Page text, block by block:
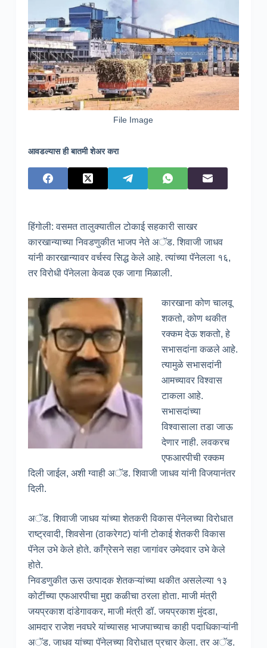
File Image
आवडल्यास ही बातमी शेअर करा
हिंगोली: वसमत तालुक्यातील टोकाई सहकारी साखर
कारखान्याच्या निवडणुकीत भाजप नेते अॅड. शिवाजी जाधव
यांनी कारखान्यावर वर्चस्व सिद्ध केले आहे. त्यांच्या पॅनेलला १६,
तर विरोधी पॅनेलला केवळ एक जागा मिळाली.
कारखाना कोण चालवू
शकतो, कोण थकीत
रक्कम देऊ शकतो, हे
सभासदांना कळले आहे.
त्यामुळे सभासदांनी
आमच्यावर विश्वास
टाकला आहे.
सभासदांच्या
विश्वासाला तडा जाऊ
देणार नाही. लवकरच
एफआरपीची रक्कम
दिली जाईल, अशी ग्वाही अॅड. शिवाजी जाधव यांनी विजयानंतर
दिली.
अॅड. शिवाजी जाधव यांच्या शेतकरी विकास पॅनेलच्या विरोधात
राष्ट्रवादी, शिवसेना (ठाकरेगट) यांनी टोकाई शेतकरी विकास
पॅनेल उभे केले होते. काँग्रेसने सहा जागांवर उमेदवार उभे केले
होते.
निवडणुकीत ऊस उत्पादक शेतकऱ्यांच्या थकीत असलेल्या १३
कोटींच्या एफआरपीचा मुद्दा कळीचा ठरला होता. माजी मंत्री
जयप्रकाश दांडेगावकर, माजी मंत्री डॉ. जयप्रकाश मुंदडा,
आमदार राजेश नवघरे यांच्यासह भाजपाच्याच काही पदाधिकाऱ्यांनी
अॅड. जाधव यांच्या पॅनेलच्या विरोधात प्रचार केला. तर अॅड.